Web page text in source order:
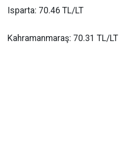
Isparta: 70.46 TL/LT
Kahramanmaraş: 70.31 TL/LT